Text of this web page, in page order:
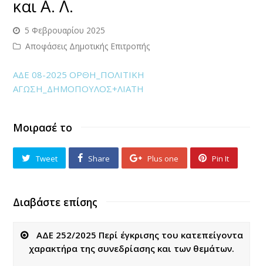
και Α. Λ.
5 Φεβρουαρίου 2025
Αποφάσεις Δημοτικής Επιτροπής
ΑΔΕ 08-2025 ΟΡΘΗ_ΠΟΛΙΤΙΚΗ
ΑΓΩΣΗ_ΔΗΜΟΠΟΥΛΟΣ+ΛΙΑΤΗ
Μοιρασέ το
Tweet Share Plus one Pin It
Διαβάστε επίσης
ΑΔΕ 252/2025 Περί έγκρισης του κατεπείγοντα
χαρακτήρα της συνεδρίασης και των θεμάτων.